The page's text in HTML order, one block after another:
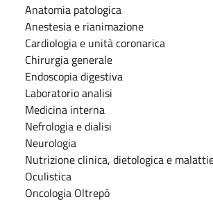
Anatomia patologica
Anestesia e rianimazione
Cardiologia e unità coronarica
Chirurgia generale
Endoscopia digestiva
Laboratorio analisi
Medicina interna
Nefrologia e dialisi
Neurologia
Nutrizione clinica, dietologica e
Oculistica
Oncologia Oltrepò